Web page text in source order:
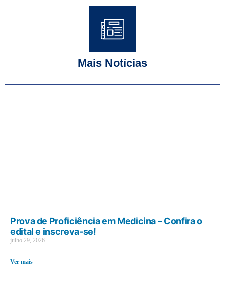
Mais Notícias
Prova de Proficiência em Medicina – Confira o
edital e inscreva-se!
julho 29, 2026
Ver mais